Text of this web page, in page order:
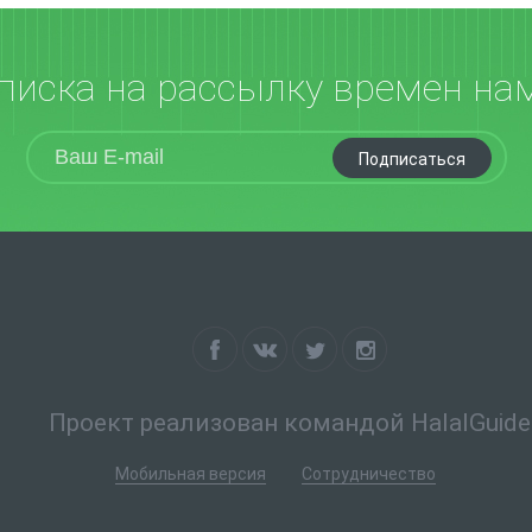
на рассылку времен
Подписаться
Проект реализован командой HalalGuide
Мобильная версия Сотрудничество